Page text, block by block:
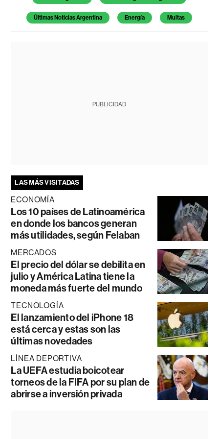
Últimas Noticias Argentina Energía Multas
PUBLICIDAD
LAS MÁS VISITADAS
ECONOMÍA
Los 10 países de Latinoamérica
en donde los bancos generan
más utilidades, según Felaban
MERCADOS
El precio del dólar se debilita en
julio y América Latina tiene la
moneda más fuerte del mundo
TECNOLOGÍA
El lanzamiento del iPhone 18
está cerca y estas son las
últimas novedades
LÍNEA DEPORTIVA
La UEFA estudia boicotear
torneos de la FIFA por su plan de
abrirse a inversión privada